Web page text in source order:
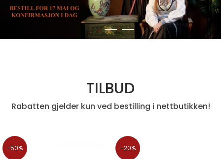
TILBUD
Rabatten gjelder kun ved bestilling i nettbutikken!
-50% -20%